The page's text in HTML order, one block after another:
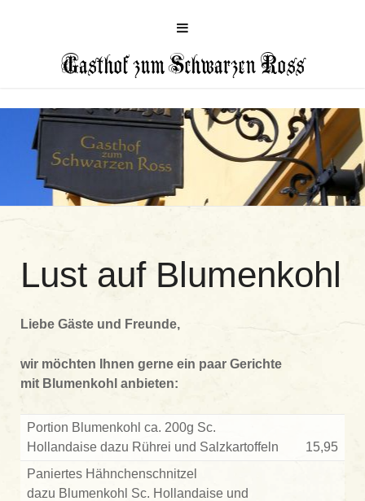
Gasthof zum Schwarzen Ross
Lust auf Blumenkohl
Liebe Gäste und Freunde,
wir möchten Ihnen gerne ein paar Gerichte
mit Blumenkohl anbieten:
Portion Blumenkohl ca. 200g Sc.
Hollandaise dazu Rührei und Salzkartoffeln
15,95
Paniertes Hähnchenschnitzel
dazu Blumenkohl Sc. Hollandaise und